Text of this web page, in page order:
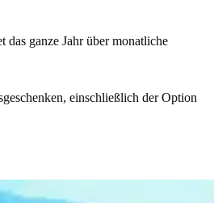
ganze Jahr über monatliche
einschließlich der Option